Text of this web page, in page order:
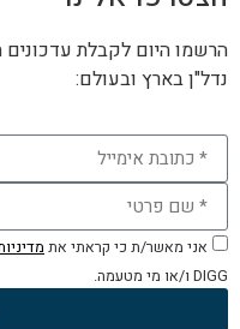
הרשמו היום לקבלת עדכונים
נדל"ן בארץ ובעולם:
אני מאשר/ת כי קראתי את
DIGG ו/או מי מטעמה.